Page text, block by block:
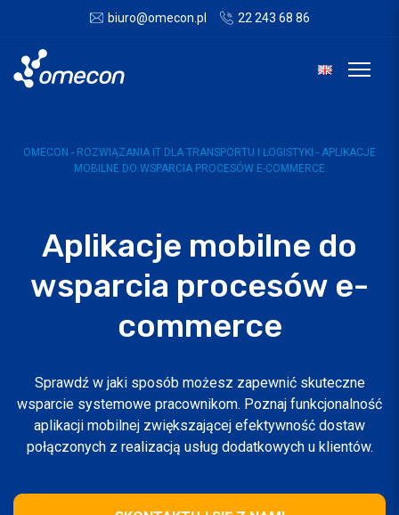
biuro@omecon.pl 22 243 68 86
OMECON - ROZWIĄZANIA IT DLA TRANSPORTU I LOGISTYKI - APLIKACJE
MOBILNE DO WSPARCIA PROCESÓW E-COMMERCE
Aplikacje mobilne do
wsparcia procesów e-
commerce
Sprawdź w jaki sposób możesz zapewnić skuteczne
wsparcie systemowe pracownikom. Poznaj funkcjonalność
aplikacji mobilnej zwiększającej efektywność dostaw
połączonych z realizacją usług dodatkowych u klientów.